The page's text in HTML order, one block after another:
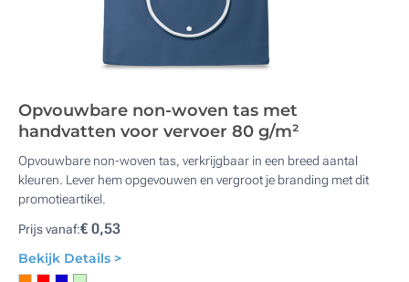
Opvouwbare non-woven tas met
handvatten voor vervoer 80 g/m²
Opvouwbare non-woven tas, verkrijgbaar in een breed aantal
kleuren. Lever hem opgevouwen en vergroot je branding met dit
promotieartikel.
Prijs vanaf:€ 0,53
Bekijk Details >